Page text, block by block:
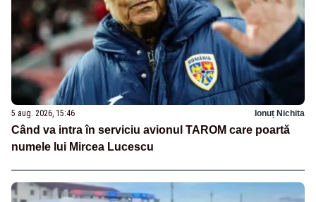
5 aug. 2026, 15:46 Ionuț Nichita
Când va intra în serviciu avionul TAROM care poartă
numele lui Mircea Lucescu